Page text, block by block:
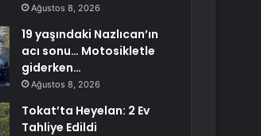
Ağustos 8, 2026
19 yaşındaki Nazlıcan’ın
acı sonu… Motosikletle
giderken…
Ağustos 8, 2026
Tokat’ta Heyelan: 2 Ev
Tahliye Edildi